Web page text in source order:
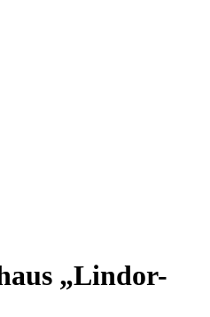
„Lindor-